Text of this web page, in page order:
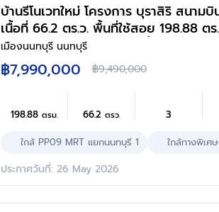
บ้านรีโนเวทใหม่ โครงการ บุราสิริ สนามบิ
เนื้อที่ 66.2 ตร.ว. พื้นที่ใช้สอย 198.88 ตร
ฟังก์ชัน 3 ห้องนอน 3 ห้องน้ำ จอดรถได้ 2
คัน บนทำเลเชื่อมต่อหลายเส้นทาง ใกล้
เซ็นทรัล นอร์ทวิลล์ และรถไฟฟ้าสายสีม่วง
"สถานีแยกนนทบุรี1"
เมืองนนทบุรี นนทบุรี
฿7,990,000 ฿9,490,000
198.88 ตรม. 66.2 ตรว. 3
ใกล้ PP09 MRT แยกนนทบุรี 1 ใกล้ทางพิเศ
ประกาศวันที่: 26 May 2026